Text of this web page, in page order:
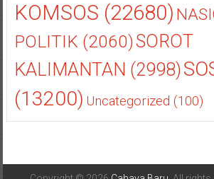
KOMSOS (22680)
POLITIK(2060)SOROT
KALIMANTAN (2998)
(13200) Uncategorized (100)